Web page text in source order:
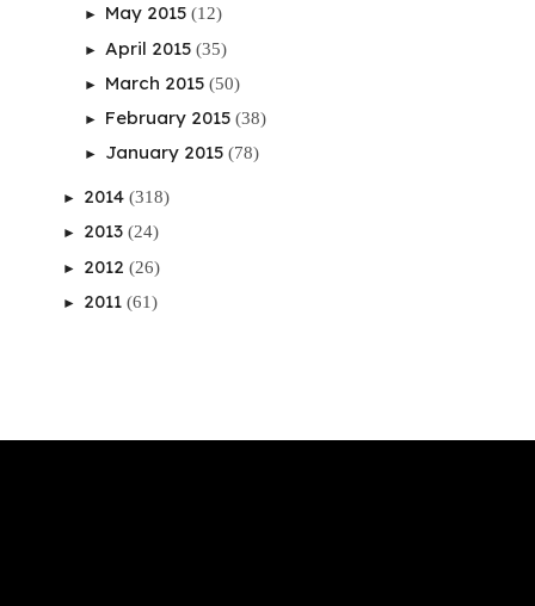
► May 2015 (12)
► April 2015 (35)
► March 2015 (50)
► February 2015 (38)
► January 2015 (78)
► 2014 (318)
► 2013 (24)
► 2012 (26)
► 2011 (61)